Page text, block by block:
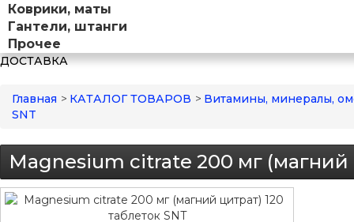
Коврики, маты
Гантели, штанги
Прочее
ДОСТАВКА
Главная > КАТАЛОГ ТОВАРОВ > Витамины, минералы,
SNT
Magnesium citrate 200 мг (магний